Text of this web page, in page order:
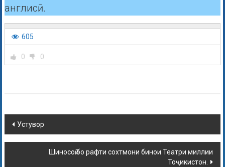
англисӣ.
605
0 0
Устувор
Шиносоӣ бо рафти сохтмони бинои Театри миллии
Тоҷикистон.